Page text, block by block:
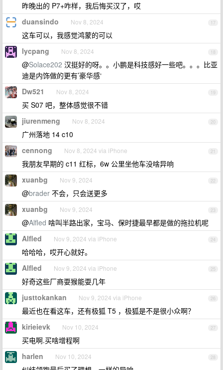
昨晚出的 P7+咋样，我后悔买汉了，哎
17
duansindo Nov 8, 2024
这车可以，我感觉鸿蒙的可以
18
lycpang Nov 8, 2024
@Solace202 汉挺好的呀。。小鹏是科技感好一些吧。。。比亚
迪是内饰做的更有’豪华感‘
19
Dw521 Nov 8, 2024
买 S07 吧，整体感觉很不错
20
jiurenmeng Nov 8, 2024
广州落地 14 c10
21
cennong Nov 8, 2024 via iPhone
我朋友早期的 c11 红标，6w 公里坐他车没啥异响
22
xuanbg Nov 9, 2024
@brader 不会，只会送更多
23
xuanbg Nov 9, 2024
@Alfled 啥叫半路出家，宝马、保时捷最早都是做的拖拉机呢
24
Alfled Nov 9, 2024 via iPhone
哈哈哈，哎开心就好。
25
Alfled Nov 9, 2024 via iPhone
好奇这些厂商耍猴能耍几年
26
justtokankan Nov 9, 2024 via iPhone
最近也在看这车，还有极狐 T5 ，极狐是不是很小众啊？
27
kirieievk Nov 10, 2024
买电啊.买啥增程啊
28
harlen Nov 10, 2024